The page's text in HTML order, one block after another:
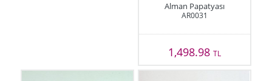
Alman Papatyası
AR0031
1,498.98 TL